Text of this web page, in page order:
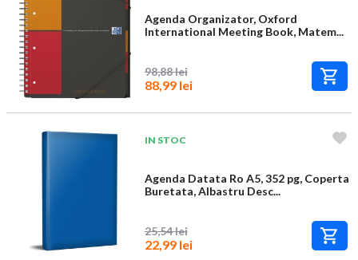
Agenda Organizator, Oxford
International Meeting Book, Matem...
98,88 lei
88,99 lei
IN STOC
Agenda Datata Ro A5, 352 pg, Coperta
Buretata, Albastru Desc...
25,54 lei
22,99 lei